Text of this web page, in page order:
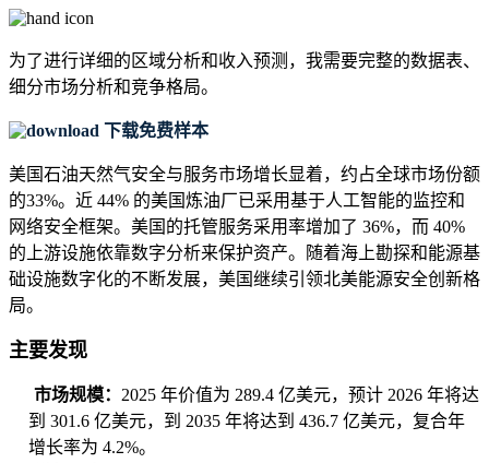
为了进行详细的区域分析和收入预测，我需要完整的数据表、
细分市场分析和竞争格局。
下载免费样本
美国石油天然气安全与服务市场增长显着，约占全球市场份额
的33%。近 44% 的美国炼油厂已采用基于人工智能的监控和
网络安全框架。美国的托管服务采用率增加了 36%，而 40%
的上游设施依靠数字分析来保护资产。随着海上勘探和能源基
础设施数字化的不断发展，美国继续引领北美能源安全创新格
局。
主要发现
市场规模： 2025 年价值为 289.4 亿美元，预计 2026 年将达
到 301.6 亿美元，到 2035 年将达到 436.7 亿美元，复合年
增长率为 4.2%。